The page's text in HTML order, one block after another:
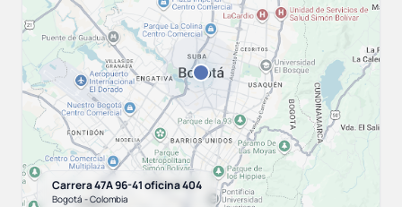
Carrera 47A 96-41 oficina 404
Bogotá - Colombia